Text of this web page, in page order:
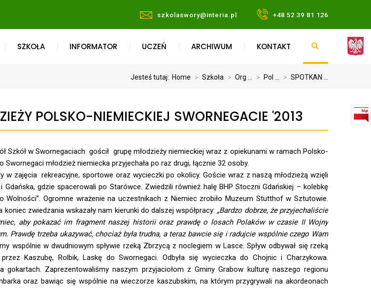
szkolaswory@interia.pl +48 52 39 81 126
SZKOŁA INFORMATOR UCZEŃ ARCHIWUM KONTAKT
Jesteś tutaj: Home > Szkoła > Org ... > Pol ... > SPOTKAN ...
POLSKO-NIEMIECKIEJ SWORNEGACIE '2013
Szkół w Swornegaciach gościł grupę młodzieży niemieckiej wraz z opiekunami w ramach Polsko-
Swornegaci młodzież niemiecka przyjechała po raz drugi, łącznie 32 osoby.
w zajęcia rekreacyjne, sportowe oraz wycieczki po okolicy. Goście wraz z naszą młodzieżą wzięli
gdzie spacerowali po Starówce. Zwiedzili również halę BHP Stoczni Gdańskiej – kolebkę
Wolności”. Ogromne wrażenie na uczestnikach z Niemiec zrobiło Muzeum Stutthof w Sztutowie.
koniec zwiedzania wskazały nam kierunki do dalszej współpracy: „Bardzo dobrze, że przyjechaliście
aby pokazać im fragment naszej historii oraz prawdę o losach Polaków w czasie II Wojny
Prawdę trzeba ukazywać, chociaż była trudna, a teraz bawcie się i radujcie wspólnie czego Wam
wspólnie w dwudniowym spływie rzeką Zbrzycą z noclegiem w Lasce. Spływ odbywał się rzeką
Kaszubę, Rolbik, Laskę do Swornegaci. Odbyła się wycieczka do Chojnic i Charzykowa.
gokartach. Zaprezentowaliśmy naszym przyjaciołom z Gminy Grabow kulturę naszego regionu
oraz bawiąc się wspólnie na wieczorze kaszubskim, na którym przygrywali na akordeonach